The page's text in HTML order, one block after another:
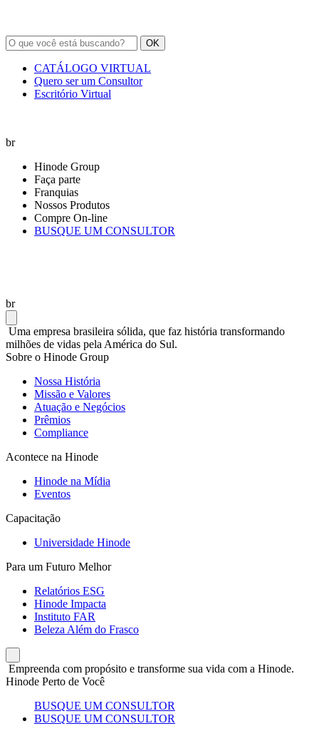
OK
CATÁLOGO VIRTUAL
Quero ser um Consultor
Escritório Virtual
br
Hinode Group
Faça parte
Franquias
Nossos Produtos
Compre On-line
BUSQUE UM CONSULTOR
br
Uma empresa brasileira sólida, que faz história transformando
milhões de vidas pela América do Sul.
Sobre o Hinode Group
Nossa História
Missão e Valores
Atuação e Negócios
Prêmios
Compliance
Acontece na Hinode
Hinode na Mídia
Eventos
Capacitação
Universidade Hinode
Para um Futuro Melhor
Relatórios ESG
Hinode Impacta
Instituto FAR
Beleza Além do Frasco
Empreenda com propósito e transforme sua vida com a Hinode.
Hinode Perto de Você
BUSQUE UM CONSULTOR
BUSQUE UM CONSULTOR